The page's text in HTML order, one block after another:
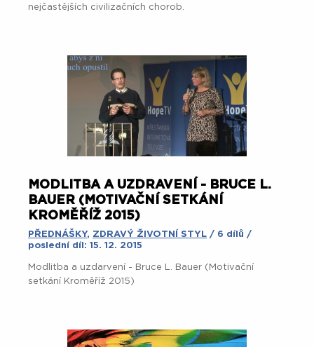
nejčastějších civilizačních chorob.
MODLITBA A UZDRAVENÍ - BRUCE L.
BAUER (MOTIVAČNÍ SETKÁNÍ
KROMĚŘÍŽ 2015)
PŘEDNÁŠKY, ZDRAVÝ ŽIVOTNÍ STYL / 6 dílů /
poslední díl: 15. 12. 2015
Modlitba a uzdarvení - Bruce L. Bauer (Motivační
setkání Kroměříž 2015)